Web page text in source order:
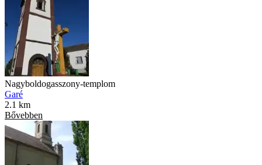
Nagyboldogasszony-templom
Garé
2.1 km
Bővebben